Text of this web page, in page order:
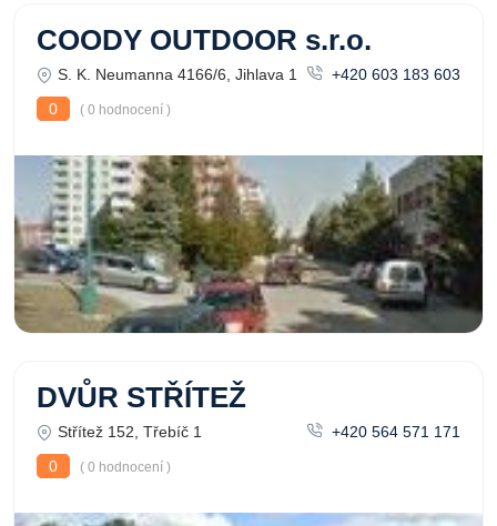
COODY OUTDOOR s.r.o.
S. K. Neumanna 4166/6, Jihlava 1
+420 603 183 603
0
( 0 hodnocení )
DVŮR STŘÍTEŽ
Střítež 152, Třebíč 1
+420 564 571 171
0
( 0 hodnocení )